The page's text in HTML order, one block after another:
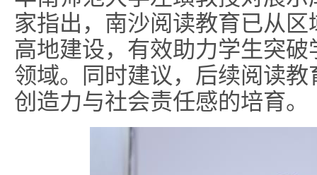
家指出，南沙阅读教育已从
高地建设，有效助力学生突
领域。同时建议，后续阅读
创造力与社会责任感的培育。